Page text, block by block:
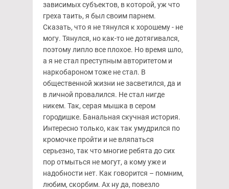
зависимых субъектов, в которой, уж что
греха таить, я был своим парнем.
Сказать, что я не тянулся к хорошему - не
могу. Тянулся, но как-то не дотягивался,
поэтому липло все плохое. Но время шло,
а я не стал преступным авторитетом и
наркобароном тоже не стал. В
общественной жизни не засветился, да и
в личной провалился. Не стал нигде
никем. Так, серая мышка в сером
городишке. Банальная скучная история.
Интересно только, как так умудрился по
кромочке пройти и не вляпаться
серьезно, так что многие ребята до сих
пор отмыться не могут, а кому уже и
надобности нет. Как говорится – помним,
любим, скорбим. Ах ну да, повезло